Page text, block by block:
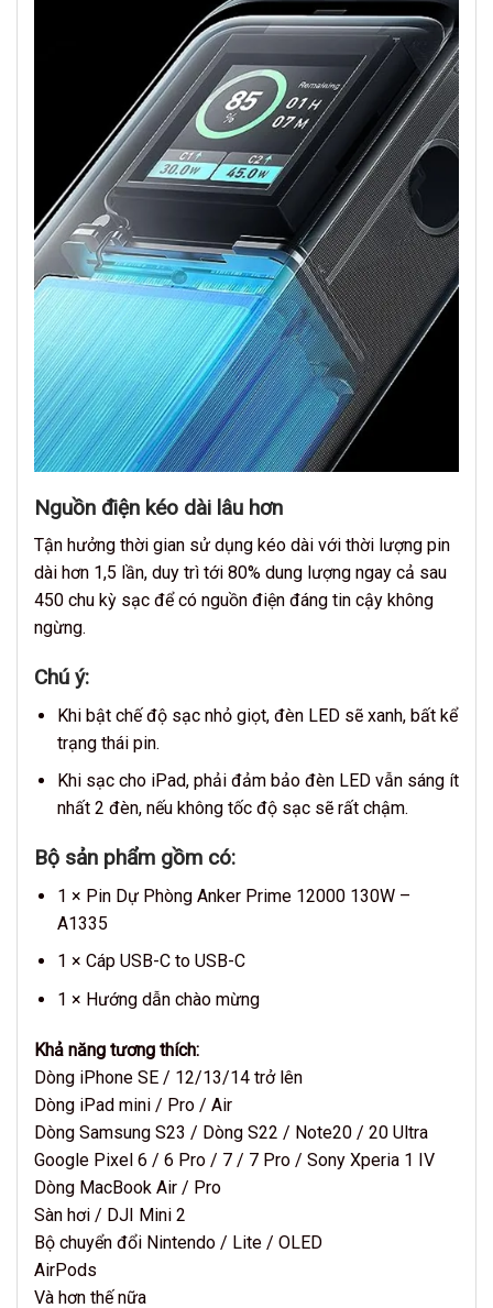
Nguồn điện kéo dài lâu hơn
Tận hưởng thời gian sử dụng kéo dài với thời lượng pin
dài hơn 1,5 lần, duy trì tới 80% dung lượng ngay cả sau
450 chu kỳ sạc để có nguồn điện đáng tin cậy không
ngừng.
Chú ý:
Khi bật chế độ sạc nhỏ giọt, đèn LED sẽ xanh, bất kể
trạng thái pin.
Khi sạc cho iPad, phải đảm bảo đèn LED vẫn sáng ít
nhất 2 đèn, nếu không tốc độ sạc sẽ rất chậm.
Bộ sản phẩm gồm có:
1 × Pin Dự Phòng Anker Prime 12000 130W –
A1335
1 × Cáp USB-C to USB-C
1 × Hướng dẫn chào mừng
Khả năng tương thích:
Dòng iPhone SE / 12/13/14 trở lên
Dòng iPad mini / Pro / Air
Dòng Samsung S23 / Dòng S22 / Note20 / 20 Ultra
Google Pixel 6 / 6 Pro / 7 / 7 Pro / Sony Xperia 1 IV
Dòng MacBook Air / Pro
Sàn hơi / DJI Mini 2
Bộ chuyển đổi Nintendo / Lite / OLED
AirPods
Và hơn thế nữa